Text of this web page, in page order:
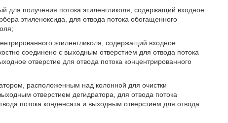
для получения потока этиленгликоля, содержащий входное
этиленоксида, для отвода потока обогащенного
этиленгликоля, содержащий входное
соединено с выходным отверстием для отвода потока
отверстие для отвода потока концентрированного
расположенным над колонной для очистки
отверстием дегидратора, для отвода потока
потока конденсата и выходным отверстием для отвода